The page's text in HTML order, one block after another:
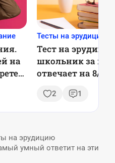
на
Тесты на эрудицию
Тест на
школьник за
отвечает на 8/8,
2 1
на эрудицию
умный ответит на эти